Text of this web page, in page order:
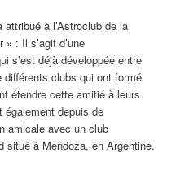
à l’Astroclub de la
: Il s’agit d’une
s’est déjà développée entre
clubs qui ont formé
étendre cette amitié à leurs
depuis de
amicale avec un club
situé à Mendoza, en Argentine.